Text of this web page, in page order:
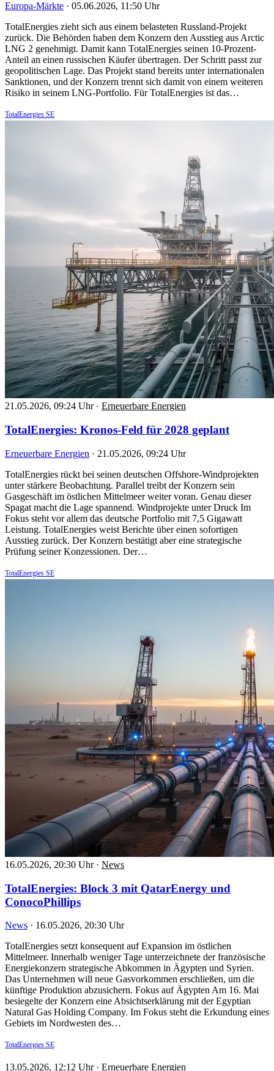
Europa-Märkte · 05.06.2026, 11:50 Uhr
TotalEnergies zieht sich aus einem belasteten Russland-Projekt
zurück. Die Behörden haben dem Konzern den Ausstieg aus Arctic
LNG 2 genehmigt. Damit kann TotalEnergies seinen 10-Prozent-
Anteil an einen russischen Käufer übertragen. Der Schritt passt zur
geopolitischen Lage. Das Projekt stand bereits unter internationalen
Sanktionen, und der Konzern trennt sich damit von einem weiteren
Risiko in seinem LNG-Portfolio. Für TotalEnergies ist das…
TotalEnergies SE
21.05.2026, 09:24 Uhr · Erneuerbare Energien
TotalEnergies: Kronos-Feld für 2028 geplant
Erneuerbare Energien · 21.05.2026, 09:24 Uhr
TotalEnergies rückt bei seinen deutschen Offshore-Windprojekten
unter stärkere Beobachtung. Parallel treibt der Konzern sein
Gasgeschäft im östlichen Mittelmeer weiter voran. Genau dieser
Spagat macht die Lage spannend. Windprojekte unter Druck Im
Fokus steht vor allem das deutsche Portfolio mit 7,5 Gigawatt
Leistung. TotalEnergies weist Berichte über einen sofortigen
Ausstieg zurück. Der Konzern bestätigt aber eine strategische
Prüfung seiner Konzessionen. Der…
TotalEnergies SE
16.05.2026, 20:30 Uhr · News
TotalEnergies: Block 3 mit QatarEnergy und
ConocoPhillips
News · 16.05.2026, 20:30 Uhr
TotalEnergies setzt konsequent auf Expansion im östlichen
Mittelmeer. Innerhalb weniger Tage unterzeichnete der französische
Energiekonzern strategische Abkommen in Ägypten und Syrien.
Das Unternehmen will neue Gasvorkommen erschließen, um die
künftige Produktion abzusichern. Fokus auf Ägypten Am 16. Mai
besiegelte der Konzern eine Absichtserklärung mit der Egyptian
Natural Gas Holding Company. Im Fokus steht die Erkundung eines
Gebiets im Nordwesten des…
TotalEnergies SE